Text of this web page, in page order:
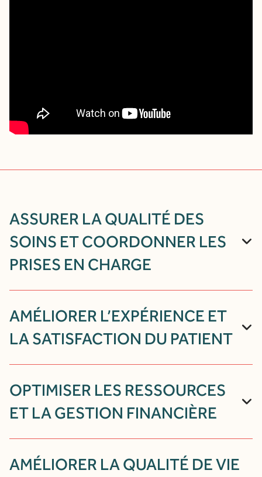
ASSURER LA QUALITÉ DES
SOINS ET COORDONNER LES
PRISES EN CHARGE
AMÉLIORER L’EXPÉRIENCE ET
LA SATISFACTION DU PATIENT
OPTIMISER LES RESSOURCES
ET LA GESTION FINANCIÈRE
AMÉLIORER LA QUALITÉ DE VIE